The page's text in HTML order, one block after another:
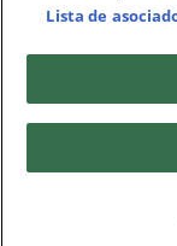
Copyright ©
Términos y
Lista de